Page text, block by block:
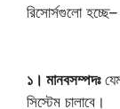
রিসোর্সগুলো হচ্ছে–
১। মানবসম্পদঃ
সিস্টেম চালাবে।